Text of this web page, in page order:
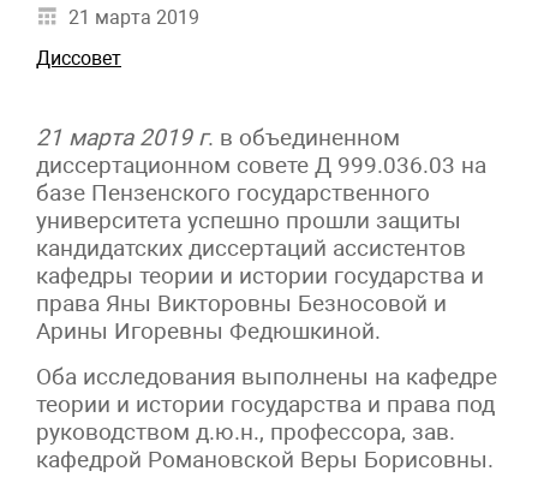
21 марта 2019
Диссовет
21 марта 2019 г. в объединенном
диссертационном совете Д 999.036.03 на
базе Пензенского государственного
университета успешно прошли защиты
кандидатских диссертаций ассистентов
кафедры теории и истории государства и
права Яны Викторовны Безносовой и
Арины Игоревны Федюшкиной.
Оба исследования выполнены на кафедре
теории и истории государства и права под
руководством д.ю.н., профессора, зав.
кафедрой Романовской Веры Борисовны.